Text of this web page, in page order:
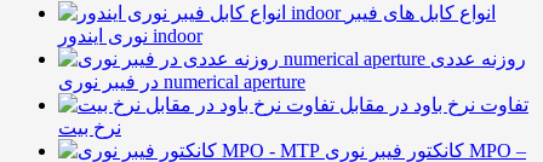
انواع کابل های فیبر
نوری ایندور indoor
روزنه عددی
در فیبر نوری numerical aperture
تفاوت نرخ باود در مقابل
نرخ بیت
کانکتور فیبر نوری MPO –